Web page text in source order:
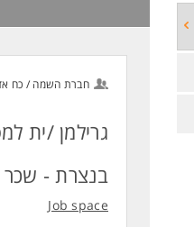
חברת השמה / כח
גרילמן /ית
בנצרת - שכר
Job space